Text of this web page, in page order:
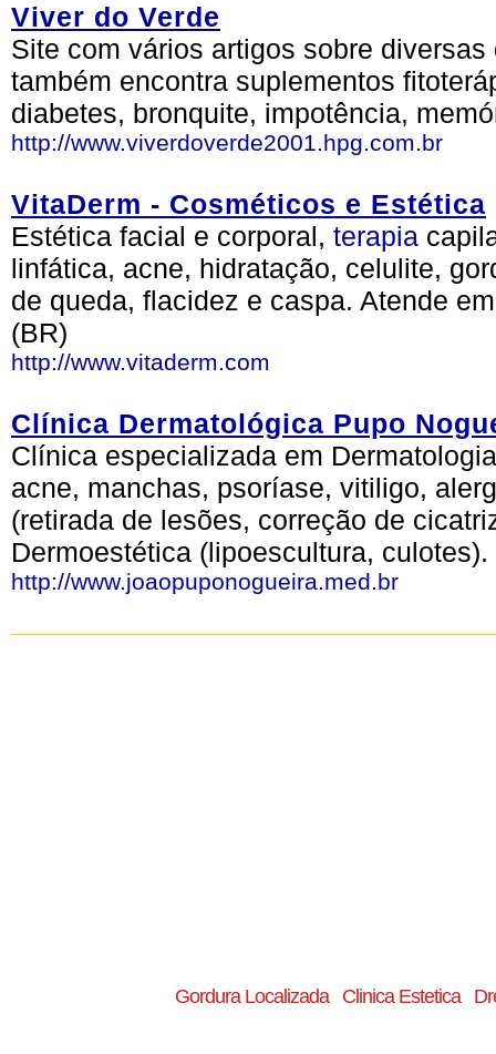
Viver do Verde
Site com vários artigos sobre
também encontra suplementos
diabetes, bronquite, impotência,
http://www.viverdoverde2001.hpg.com.br
VitaDerm - Cosméticos e Estética
Estética facial e corporal, terapia
linfática, acne, hidratação, celulite,
de queda, flacidez e caspa. Atende
(BR)
http://www.vitaderm.com
Clínica Dermatológica Pupo
Clínica especializada em
acne, manchas, psoríase, vitiligo,
(retirada de lesões, correção de
Dermoestética (lipoescultura, culotes).
http://www.joaopuponogueira.med.br
Gordura Localizada Clinica Estetica